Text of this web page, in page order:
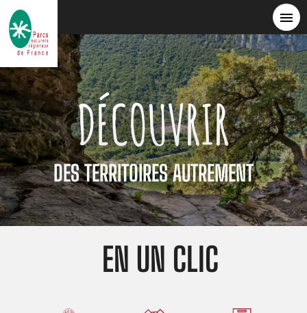
contenu
principal
DÉCOUVRIR
DES TERRITOIRES AUTREMENT
EN UN CLIC